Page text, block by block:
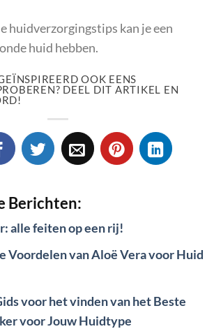
huidverzorgingstips kan je een
huid hebben.
OOK EENS
DEEL DIT ARTIKEL EN
Berichten:
alle feiten op een rij!
Voordelen van Aloë Vera voor Huid
voor het vinden van het Beste
voor Jouw Huidtype